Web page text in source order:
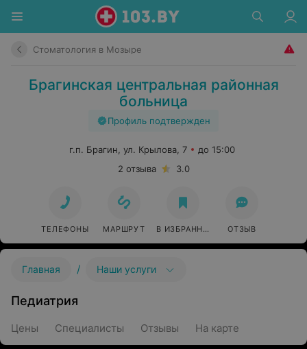
Стоматология в Мозыре
Брагинская центральная районная
больница
Профиль подтвержден
г.п. Брагин, ул. Крылова, 7
до 15:00
2 отзыва
3.0
ТЕЛЕФОНЫ МАРШРУТ В ИЗБРАННОЕ ОТЗЫВ
Главная / Наши услуги
Педиатрия
Цены Специалисты Отзывы На карте